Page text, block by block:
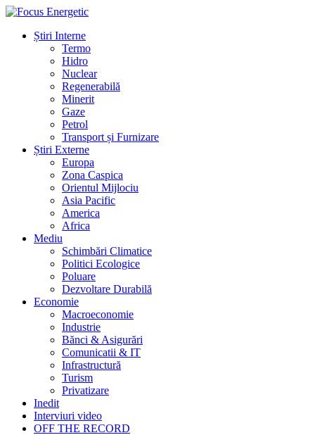
Știri Interne
Termo
Hidro
Nuclear
Regenerabilă
Minerit
Gaze
Petrol
Transport și Furnizare
Știri Externe
Europa
Zona Caspica
Orientul Mijlociu
Asia Pacific
America
Africa
Mediu
Schimbări Climatice
Politici Ecologice
Poluare
Dezvoltare Durabilă
Economie
Macroeconomie
Industrie
Bănci & Asigurări
Comunicatii & IT
Infrastructură
Turism
Privatizare
Inedit
Interviuri video
OFF THE RECORD